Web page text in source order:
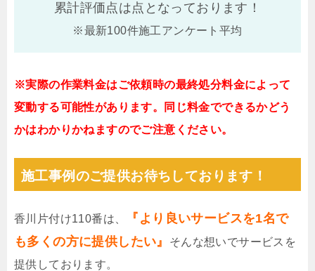
累計評価点は点となっております！
※最新100件施工アンケート平均
※実際の作業料金はご依頼時の最終処分料金によって
変動する可能性があります。同じ料金でできるかどう
かはわかりかねますのでご注意ください。
施工事例のご提供お待ちしております！
香川片付け110番は、
『より良いサービスを1名で
も多くの方に提供したい』
そんな想いでサービスを
提供しております。